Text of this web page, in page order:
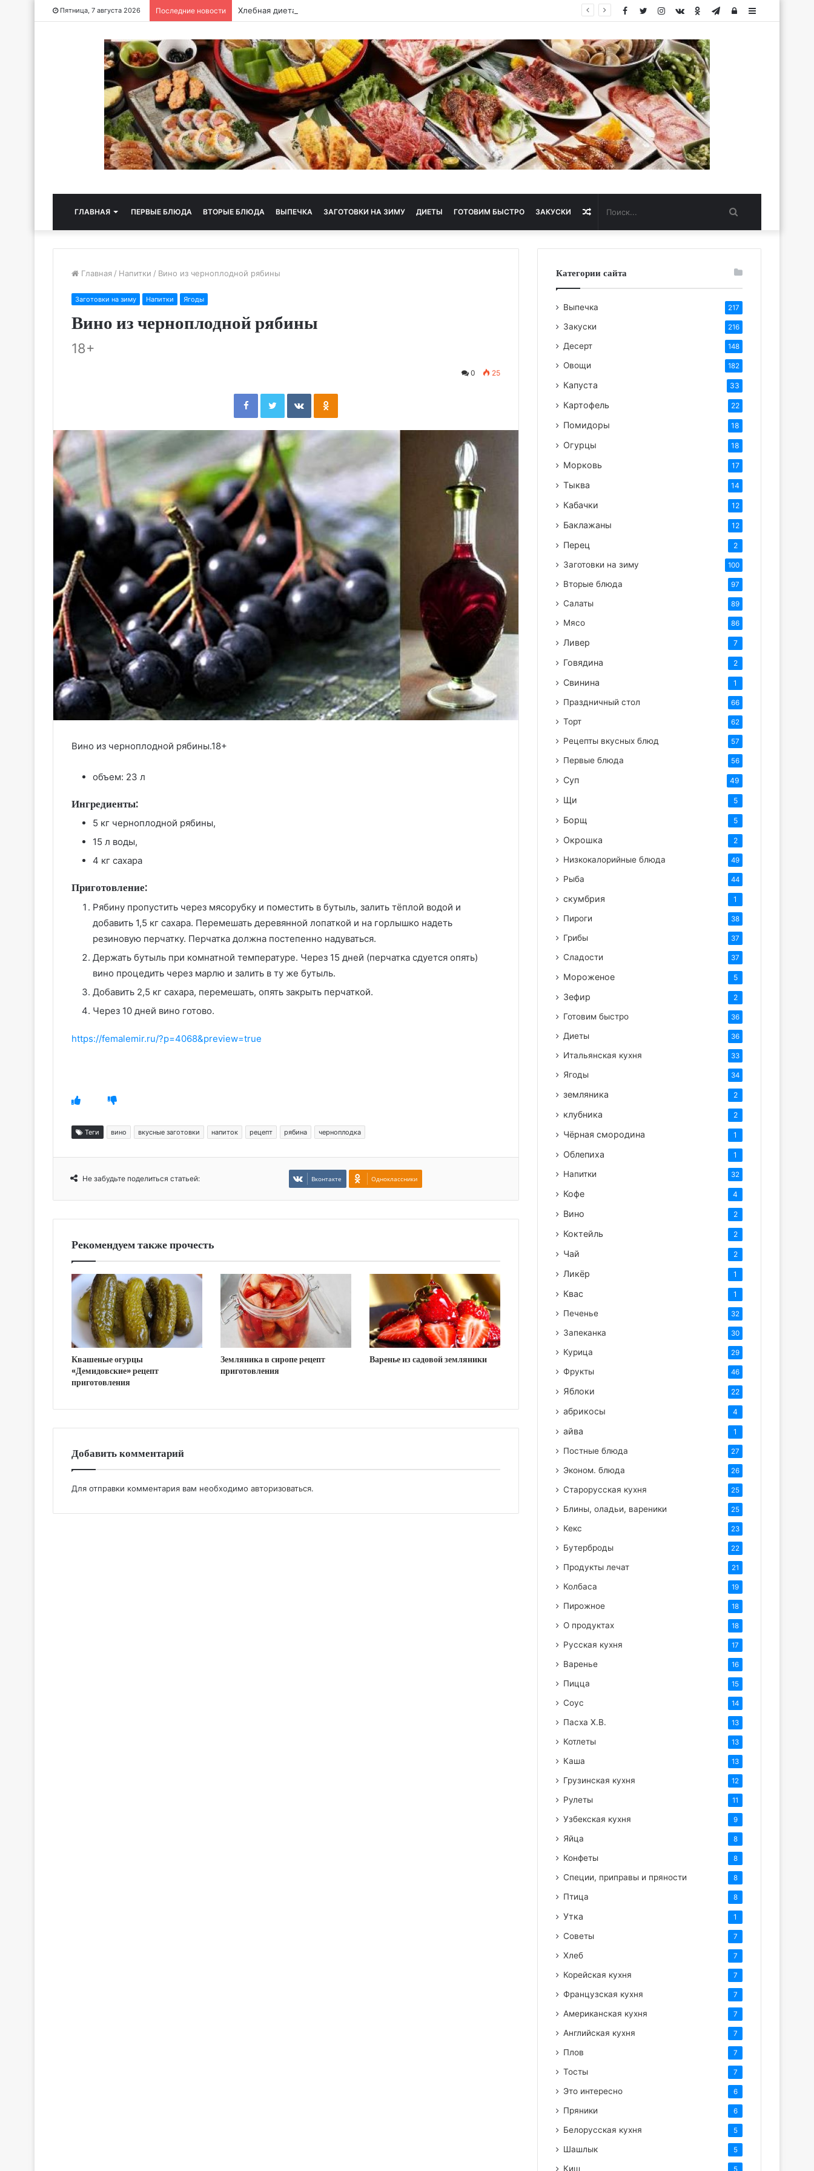
Пятница, 7 августа 2026 Последние новости Хлебная диета Sidebar
Авторизация
Telegram
Одноклассники
vk.com
Instagram
Twitter
Facebook
ГЛАВНАЯ ПЕРВЫЕ БЛЮДА ВТОРЫЕ БЛЮДА ВЫПЕЧКА ЗАГОТОВКИ НА ЗИМУ ДИЕТЫ ГОТОВИМ БЫСТРО ЗАКУСКИ Случайная
статья
Главная / Напитки / Вино из черноплодной рябины
Заготовки на зиму Напитки Ягоды
Вино из черноплодной рябины
18+
0 25
FacebookTwitterВконтактеОдноклассники
Вино из черноплодной рябины.18+
объем: 23 л
Ингредиенты:
5 кг черноплодной рябины,
15 л воды,
4 кг сахара
Приготовление:
Рябину пропустить через мясорубку и поместить в бутыль, залить тёплой водой и
добавить 1,5 кг сахара. Перемешать деревянной лопаткой и на горлышко надеть
резиновую перчатку. Перчатка должна постепенно надуваться.
Держать бутыль при комнатной температуре. Через 15 дней (перчатка сдуется опять)
вино процедить через марлю и залить в ту же бутыль.
Добавить 2,5 кг сахара, перемешать, опять закрыть перчаткой.
Через 10 дней вино готово.
https://femalemir.ru/?p=4068&preview=true
Теги вино вкусные заготовки напиток рецепт рябина черноплодка
Не забудьте поделиться статьей: Вконтакте Одноклассники
Рекомендуем также прочесть
Квашеные огурцы
«Демидовские» рецепт
приготовления
Земляника в сиропе рецепт
приготовления
Варенье из садовой земляники
Добавить комментарий
Для отправки комментария вам необходимо авторизоваться.
Категории сайта
Выпечка 217
Закуски 216
Десерт 148
Овощи 182
Капуста 33
Картофель 22
Помидоры 18
Огурцы 18
Морковь 17
Тыква 14
Кабачки 12
Баклажаны 12
Перец 2
Заготовки на зиму 100
Вторые блюда 97
Салаты 89
Мясо 86
Ливер 7
Говядина 2
Свинина 1
Праздничный стол 66
Торт 62
Рецепты вкусных блюд 57
Первые блюда 56
Суп 49
Щи 5
Борщ 5
Окрошка 2
Низкокалорийные блюда 49
Рыба 44
скумбрия 1
Пироги 38
Грибы 37
Сладости 37
Мороженое 5
Зефир 2
Готовим быстро 36
Диеты 36
Итальянская кухня 33
Ягоды 34
земляника 2
клубника 2
Чёрная смородина 1
Облепиха 1
Напитки 32
Кофе 4
Вино 2
Коктейль 2
Чай 2
Ликёр 1
Квас 1
Печенье 32
Запеканка 30
Курица 29
Фрукты 46
Яблоки 22
абрикосы 4
айва 1
Постные блюда 27
Эконом. блюда 26
Старорусская кухня 25
Блины, оладьи, вареники 25
Кекс 23
Бутерброды 22
Продукты лечат 21
Колбаса 19
Пирожное 18
О продуктах 18
Русская кухня 17
Варенье 16
Пицца 15
Соус 14
Пасха Х.В. 13
Котлеты 13
Каша 13
Грузинская кухня 12
Рулеты 11
Узбекская кухня 9
Яйца 8
Конфеты 8
Специи, приправы и пряности 8
Птица 8
Утка 1
Советы 7
Хлеб 7
Корейская кухня 7
Французская кухня 7
Американская кухня 7
Английская кухня 7
Плов 7
Тосты 7
Это интересно 6
Пряники 6
Белорусская кухня 5
Шашлык 5
Киш 5